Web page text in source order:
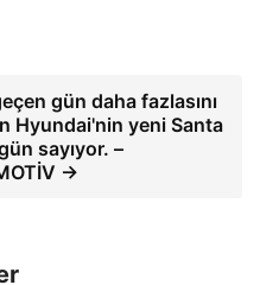
gün daha fazlasını
Hyundai'nin yeni Santa
sayıyor. –
→